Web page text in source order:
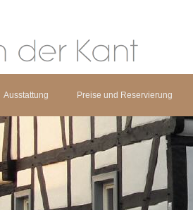
Ausstattung Preise und Reservierung